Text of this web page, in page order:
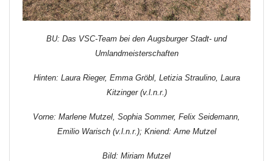
BU: Das VSC-Team bei den Augsburger Stadt- und
Umlandmeisterschaften
Hinten: Laura Rieger, Emma Gröbl, Letizia Straulino, Laura
Kitzinger (v.l.n.r.)
Vorne: Marlene Mutzel, Sophia Sommer, Felix Seidemann,
Emilio Warisch (v.l.n.r.); Kniend: Arne Mutzel
Bild: Miriam Mutzel